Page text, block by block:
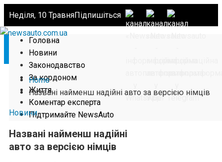
Неділя, 10 ТравняПідпишіться
Головна
Новини
Законодавство
За кордоном
Життя
Коментар експерта
Підтримайте NewsAuto
Home
Названі найменш надійні авто за версією німців
Новини
Названі найменш надійні
авто за версією німців